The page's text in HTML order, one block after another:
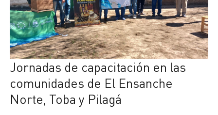
Jornadas de capacitación en las
comunidades de El Ensanche
Norte, Toba y Pilagá